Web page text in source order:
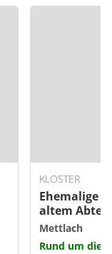
KLOSTER
Ehemalige
altem
Mettlach
Rund um die